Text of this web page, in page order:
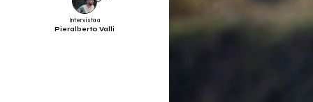
Intervista a
Pieralberto Valli